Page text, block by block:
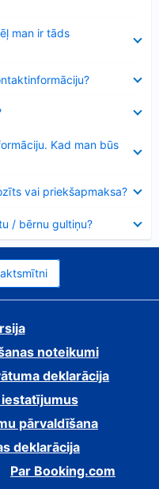
man ir tāds
Kad man būs
vai priekšapmaksa?
/ bērnu gultiņu?
noteikumi
deklarācija
pārvaldīšana
deklarācija
Par Booking.com